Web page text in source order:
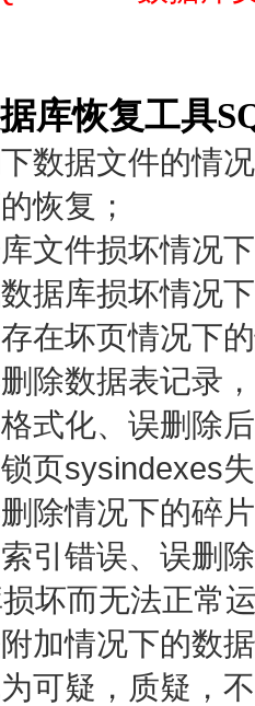
库恢复工具
数据文件的情
恢复；
文件损坏情况
据库损坏情况
在坏页情况下
除数据表记录
式化、误删除
页sysindexes
除情况下的碎
引错误、误删
坏而无法正常
加情况下的数
可疑，质疑，